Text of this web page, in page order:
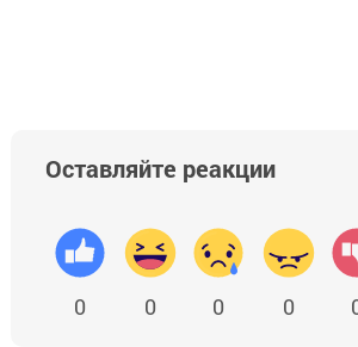
Оставляйте реакции
0 0 0 0